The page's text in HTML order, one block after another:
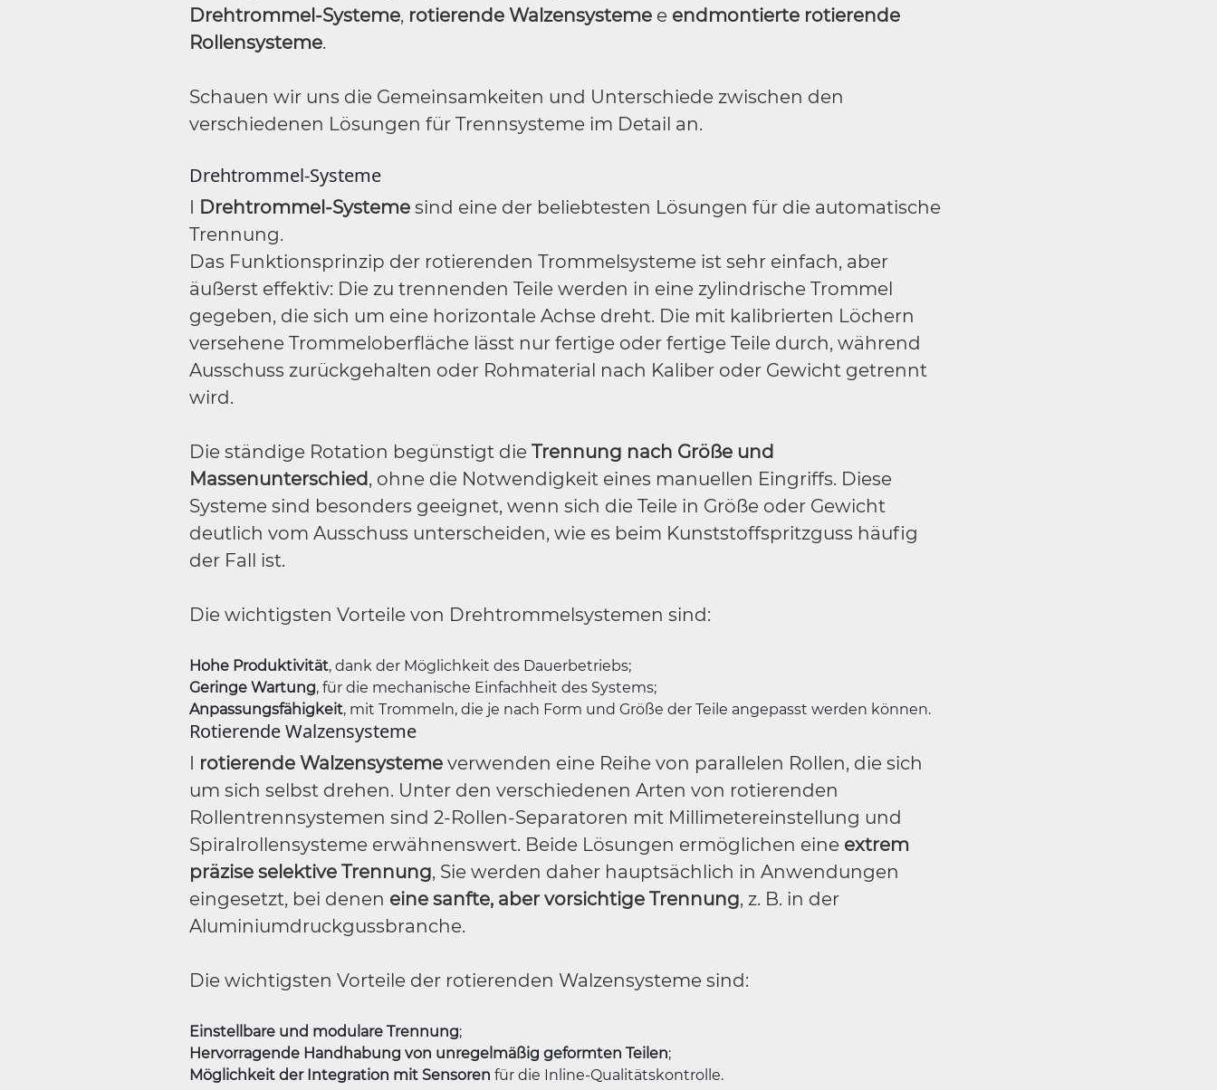
Drehtrommel-Systeme, rotierende Walzensysteme e endmontierte rotierende
Rollensysteme.
Schauen wir uns die Gemeinsamkeiten und Unterschiede zwischen den
verschiedenen Lösungen für Trennsysteme im Detail an.
Drehtrommel-Systeme
I Drehtrommel-Systeme sind eine der beliebtesten Lösungen für die automatische
Trennung.
Das Funktionsprinzip der rotierenden Trommelsysteme ist sehr einfach, aber
äußerst effektiv: Die zu trennenden Teile werden in eine zylindrische Trommel
gegeben, die sich um eine horizontale Achse dreht. Die mit kalibrierten Löchern
versehene Trommeloberfläche lässt nur fertige oder fertige Teile durch, während
Ausschuss zurückgehalten oder Rohmaterial nach Kaliber oder Gewicht getrennt
wird.
Die ständige Rotation begünstigt die Trennung nach Größe und
Massenunterschied, ohne die Notwendigkeit eines manuellen Eingriffs. Diese
Systeme sind besonders geeignet, wenn sich die Teile in Größe oder Gewicht
deutlich vom Ausschuss unterscheiden, wie es beim Kunststoffspritzguss häufig
der Fall ist.
Die wichtigsten Vorteile von Drehtrommelsystemen sind:
Hohe Produktivität, dank der Möglichkeit des Dauerbetriebs;
Geringe Wartung, für die mechanische Einfachheit des Systems;
Anpassungsfähigkeit, mit Trommeln, die je nach Form und Größe der Teile angepasst werden können.
Rotierende Walzensysteme
I rotierende Walzensysteme verwenden eine Reihe von parallelen Rollen, die sich
um sich selbst drehen. Unter den verschiedenen Arten von rotierenden
Rollentrennsystemen sind 2-Rollen-Separatoren mit Millimetereinstellung und
Spiralrollensysteme erwähnenswert. Beide Lösungen ermöglichen eine extrem
präzise selektive Trennung, Sie werden daher hauptsächlich in Anwendungen
eingesetzt, bei denen eine sanfte, aber vorsichtige Trennung, z. B. in der
Aluminiumdruckgussbranche.
Die wichtigsten Vorteile der rotierenden Walzensysteme sind:
Einstellbare und modulare Trennung;
Hervorragende Handhabung von unregelmäßig geformten Teilen;
Möglichkeit der Integration mit Sensoren für die Inline-Qualitätskontrolle.